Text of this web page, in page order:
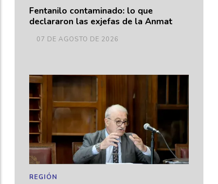
Fentanilo contaminado: lo que
declararon las exjefas de la Anmat
07 DE AGOSTO DE 2026
REGIÓN